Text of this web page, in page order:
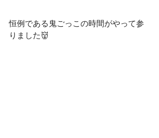
恒例である鬼ごっこの時間がやって参
りました👹